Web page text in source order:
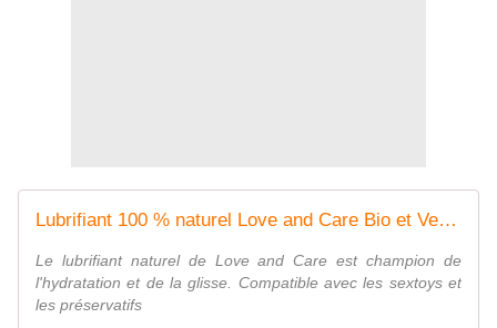
Lubrifiant 100 % naturel Love and Care Bio et Vegan Acheter pas cher
Le lubrifiant naturel de Love and Care est champion de
l'hydratation et de la glisse. Compatible avec les sextoys et
les préservatifs